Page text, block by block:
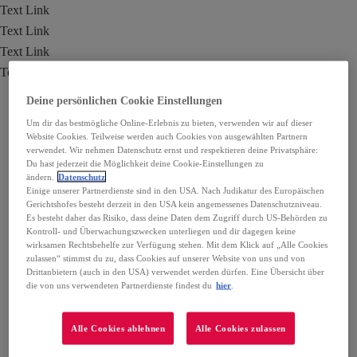
Text Link
Text Link
Text Link
Text Link
Deine persönlichen Cookie Einstellungen
Um dir das bestmögliche Online-Erlebnis zu bieten, verwenden wir auf dieser
Website Cookies. Teilweise werden auch Cookies von ausgewählten Partnern
verwendet. Wir nehmen Datenschutz ernst und respektieren deine Privatsphäre:
Du hast jederzeit die Möglichkeit deine Cookie-Einstellungen zu
ändern.
Datenschutz
Einige unserer Partnerdienste sind in den USA. Nach Judikatur des Europäischen
Gerichtshofes besteht derzeit in den USA kein angemessenes Datenschutzniveau.
Es besteht daher das Risiko, dass deine Daten dem Zugriff durch US-Behörden zu
Kontroll- und Überwachungszwecken unterliegen und dir dagegen keine
wirksamen Rechtsbehelfe zur Verfügung stehen. Mit dem Klick auf „Alle Cookies
zulassen“ stimmst du zu, dass Cookies auf unserer Website von uns und von
Drittanbietern (auch in den USA) verwendet werden dürfen. Eine Übersicht über
die von uns verwendeten Partnerdienste findest du hier
Alle Cookies ablehnen Alle Cookies zulassen